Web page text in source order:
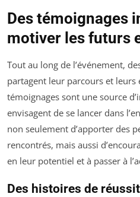
Des témoignages
motiver les futurs
Tout au long de l’événement,
partagent leur parcours et leurs
témoignages sont une source
envisagent de se lancer dans
non seulement d’apporter des
rencontrés, mais aussi
en leur potentiel et à passer à
Des histoires de